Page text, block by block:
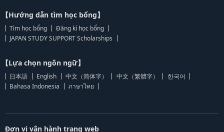
【Hướng dẫn tìm học bổng】
Tìm học bổng
Đăng kí học bổng
JAPAN STUDY SUPPORT Scholarships
【Lựa chọn ngôn ngữ】
日本語 English 中文（简体字） 中文（繁體字）
한국어
Bahasa Indonesia
ภาษาไทย
Đơn vị vận hành trang web